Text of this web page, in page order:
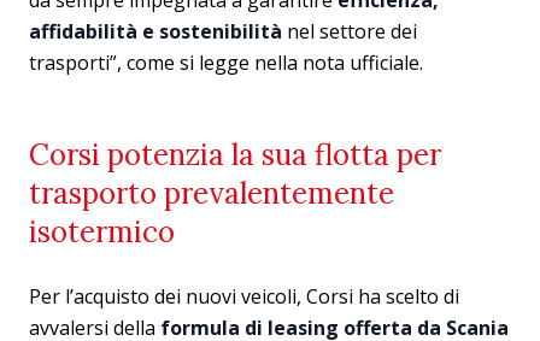
affidabilità e sostenibilità nel settore dei
trasporti”, come si legge nella nota ufficiale.
Corsi potenzia la sua flotta per
trasporto prevalentemente
isotermico
Per l’acquisto dei nuovi veicoli, Corsi ha scelto di
avvalersi della formula di leasing offerta da Scania